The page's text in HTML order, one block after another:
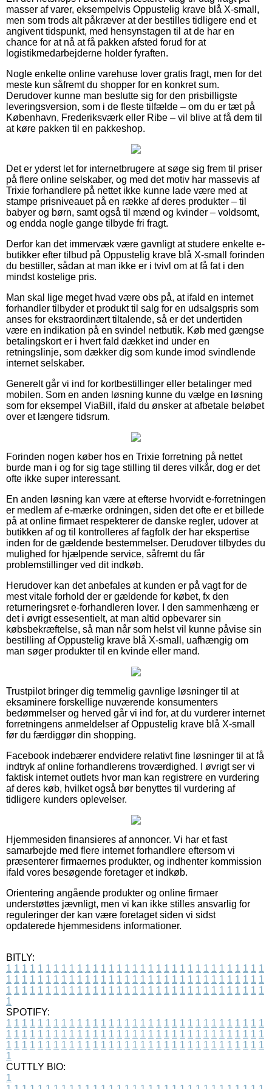
masser af varer, eksempelvis Oppustelig krave blå X-small,
men som trods alt påkræver at der bestilles tidligere end et
angivent tidspunkt, med hensynstagen til at de har en
chance for at nå at få pakken afsted forud for at
logistikmedarbejderne holder fyraften.
Nogle enkelte online varehuse lover gratis fragt, men for det
meste kun såfremt du shopper for en konkret sum.
Derudover kunne man beslutte sig for den prisbilligste
leveringsversion, som i de fleste tilfælde – om du er tæt på
København, Frederiksværk eller Ribe – vil blive at få dem til
at køre pakken til en pakkeshop.
Det er yderst let for internetbrugere at søge sig frem til priser
på flere online selskaber, og med det motiv har massevis af
Trixie forhandlere på nettet ikke kunne lade være med at
stampe prisniveauet på en række af deres produkter – til
babyer og børn, samt også til mænd og kvinder – voldsomt,
og endda nogle gange tilbyde fri fragt.
Derfor kan det immervæk være gavnligt at studere enkelte e-
butikker efter tilbud på Oppustelig krave blå X-small forinden
du bestiller, sådan at man ikke er i tvivl om at få fat i den
mindst kostelige pris.
Man skal lige meget hvad være obs på, at ifald en internet
forhandler tilbyder et produkt til salg for en udsalgspris som
anses for ekstraordinært tiltalende, så er det undertiden
være en indikation på en svindel netbutik. Køb med gængse
betalingskort er i hvert fald dækket ind under en
retningslinje, som dækker dig som kunde imod svindlende
internet selskaber.
Generelt går vi ind for kortbestillinger eller betalinger med
mobilen. Som en anden løsning kunne du vælge en løsning
som for eksempel ViaBill, ifald du ønsker at afbetale beløbet
over et længere tidsrum.
Forinden nogen køber hos en Trixie forretning på nettet
burde man i og for sig tage stilling til deres vilkår, dog er det
ofte ikke super interessant.
En anden løsning kan være at efterse hvorvidt e-forretningen
er medlem af e-mærke ordningen, siden det ofte er et billede
på at online firmaet respekterer de danske regler, udover at
butikken af og til kontrolleres af fagfolk der har ekspertise
inden for de gældende bestemmelser. Derudover tilbydes du
mulighed for hjælpende service, såfremt du får
problemstillinger ved dit indkøb.
Herudover kan det anbefales at kunden er på vagt for de
mest vitale forhold der er gældende for købet, fx den
returneringsret e-forhandleren lover. I den sammenhæng er
det i øvrigt essesentielt, at man altid opbevarer sin
købsbekræftelse, så man når som helst vil kunne påvise sin
bestilling af Oppustelig krave blå X-small, uafhængig om
man søger produkter til en kvinde eller mand.
Trustpilot bringer dig temmelig gavnlige løsninger til at
eksaminere forskellige nuværende konsumenters
bedømmelser og herved går vi ind for, at du vurderer internet
forretningens anmeldelser af Oppustelig krave blå X-small
før du færdiggør din shopping.
Facebook indebærer endvidere relativt fine løsninger til at få
indtryk af online forhandlerens troværdighed. I øvrigt ser vi
faktisk internet outlets hvor man kan registrere en vurdering
af deres køb, hvilket også bør benyttes til vurdering af
tidligere kunders oplevelser.
Hjemmesiden finansieres af annoncer. Vi har et fast
samarbejde med flere internet forhandlere eftersom vi
præsenterer firmaernes produkter, og indhenter kommission
ifald vores besøgende foretager et indkøb.
Orientering angående produkter og online firmaer
understøttes jævnligt, men vi kan ikke stilles ansvarlig for
reguleringer der kan være foretaget siden vi sidst
opdaterede hjemmesidens informationer.
BITLY:
1 1 1 1 1 1 1 1 1 1 1 1 1 1 1 1 1 1 1 1 1 1 1 1 1 1 1 1 1 1 1 1 1
1 1 1 1 1 1 1 1 1 1 1 1 1 1 1 1 1 1 1 1 1 1 1 1 1 1 1 1 1 1 1 1 1
1 1 1 1 1 1 1 1 1 1 1 1 1 1 1 1 1 1 1 1 1 1 1 1 1 1 1 1 1 1 1 1 1
1
SPOTIFY:
1 1 1 1 1 1 1 1 1 1 1 1 1 1 1 1 1 1 1 1 1 1 1 1 1 1 1 1 1 1 1 1 1
1 1 1 1 1 1 1 1 1 1 1 1 1 1 1 1 1 1 1 1 1 1 1 1 1 1 1 1 1 1 1 1 1
1 1 1 1 1 1 1 1 1 1 1 1 1 1 1 1 1 1 1 1 1 1 1 1 1 1 1 1 1 1 1 1 1
1
CUTTLY BIO:
1